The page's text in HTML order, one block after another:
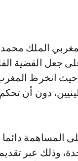
الملك
جعل القضية
حيث انخرط
دون أن
المساهمة
وذلك عبر